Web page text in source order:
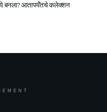
बनला? आतापर्यँतचे कलेक्शन